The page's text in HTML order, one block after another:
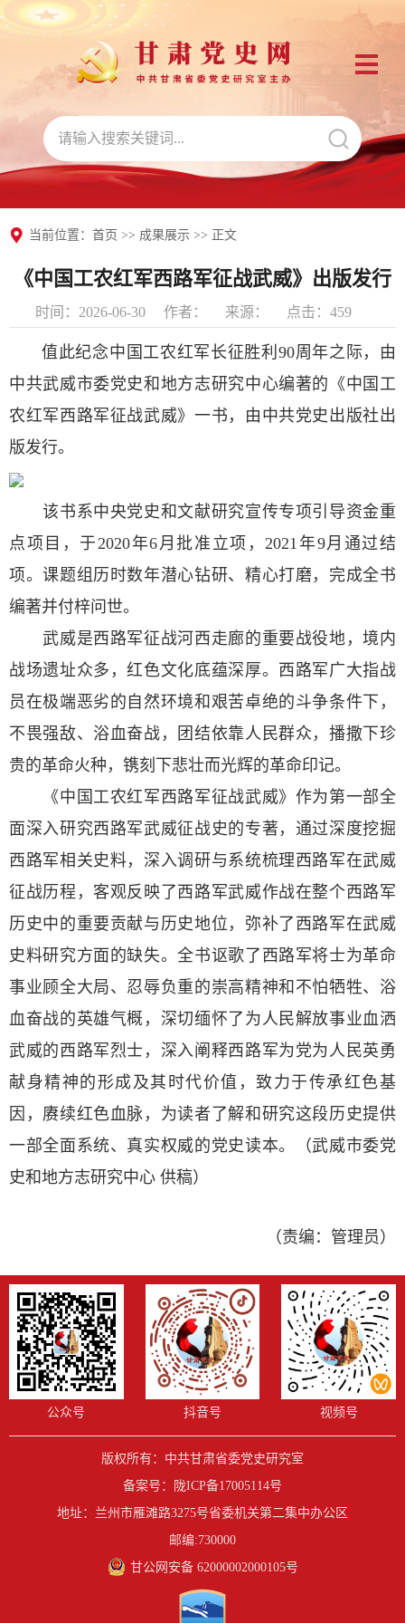
当前位置： 首页 >> 成果展示 >> 正文
《中国工农红军西路军征战武威》出版发行
时间：2026-06-30 作者： 来源： 点击： 459
值此纪念中国工农红军长征胜利90周年之际，由
中共武威市委党史和地方志研究中心编著的《中国工
农红军西路军征战武威》一书，由中共党史出版社出
版发行。
该书系中央党史和文献研究宣传专项引导资金重
点项目，于2020年6月批准立项，2021年9月通过结
项。课题组历时数年潜心钻研、精心打磨，完成全书
编著并付梓问世。
武威是西路军征战河西走廊的重要战役地，境内
战场遗址众多，红色文化底蕴深厚。西路军广大指战
员在极端恶劣的自然环境和艰苦卓绝的斗争条件下，
不畏强敌、浴血奋战，团结依靠人民群众，播撒下珍
贵的革命火种，镌刻下悲壮而光辉的革命印记。
《中国工农红军西路军征战武威》作为第一部全
面深入研究西路军武威征战史的专著，通过深度挖掘
西路军相关史料，深入调研与系统梳理西路军在武威
征战历程，客观反映了西路军武威作战在整个西路军
历史中的重要贡献与历史地位，弥补了西路军在武威
史料研究方面的缺失。全书讴歌了西路军将士为革命
事业顾全大局、忍辱负重的崇高精神和不怕牺牲、浴
血奋战的英雄气概，深切缅怀了为人民解放事业血洒
武威的西路军烈士，深入阐释西路军为党为人民英勇
献身精神的形成及其时代价值，致力于传承红色基
因，赓续红色血脉，为读者了解和研究这段历史提供
一部全面系统、真实权威的党史读本。（武威市委党
史和地方志研究中心 供稿）
（责编：管理员）
公众号 抖音号 视频号
版权所有：中共甘肃省委党史研究室
备案号：
陇ICP备17005114号
地址：兰州市雁滩路3275号省委机关第二集中办公区
邮编:730000
甘公网安备 62000002000105号